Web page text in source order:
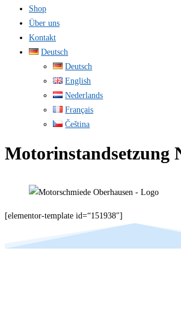
Shop
Über uns
Kontakt
Deutsch
Deutsch
English
Nederlands
Français
Čeština
Motorinstandsetzung
[elementor-template id=“151938″]